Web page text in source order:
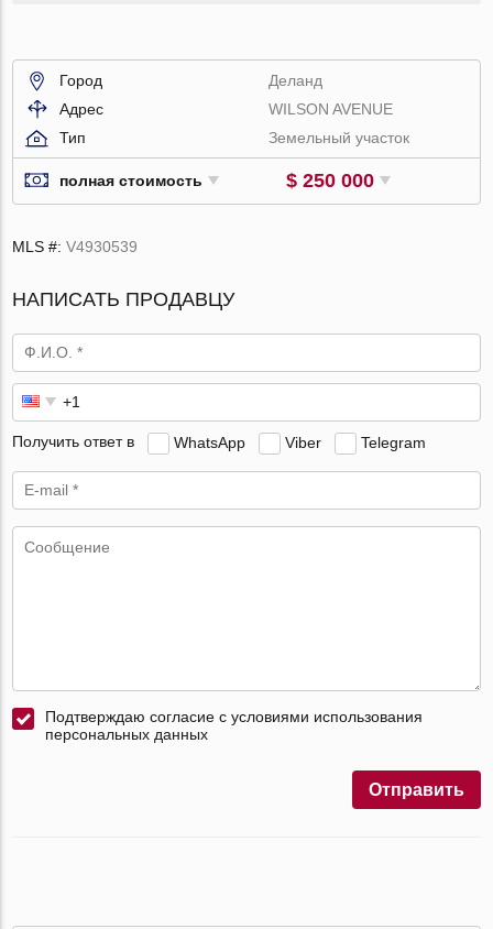
Город
Деланд
Адрес
WILSON AVENUE
Тип
Земельный участок
полная стоимость $ 250 000
MLS #:V4930539
НАПИСАТЬ ПРОДАВЦУ
Получить ответ в WhatsApp Viber Telegram
Подтверждаю согласие с условиями использования
персональных данных
Отправить